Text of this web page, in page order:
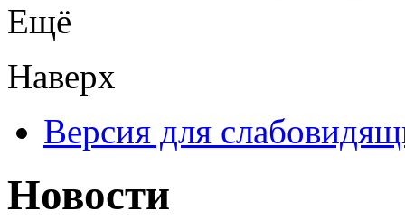
Ещё
Наверх
Версия для
Новости